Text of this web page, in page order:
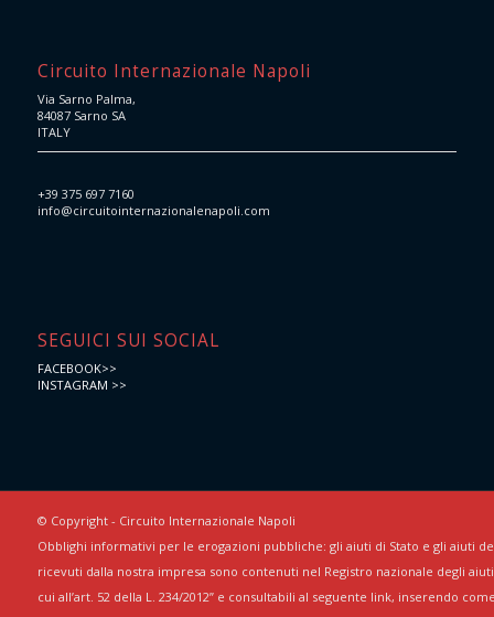
Circuito Internazionale Napoli
Via Sarno Palma,
84087 Sarno SA
ITALY
+39 375 697 7160
info@circuitointernazionalenapoli.com
SEGUICI SUI SOCIAL
FACEBOOK>>
INSTAGRAM >>
© Copyright - Circuito Internazionale Napoli
Obblighi informativi per le erogazioni pubbliche: gli aiuti di Stato e gli aiuti
ricevuti dalla nostra impresa sono contenuti nel Registro nazionale degli
cui all’art. 52 della L. 234/2012” e consultabili al seguente link, inserendo